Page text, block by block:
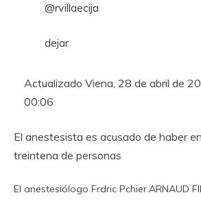
@rvillaecija
dejar
Actualizado Viena, 28 de abril de
00:06
El anestesista es acusado de haber
treintena de personas
El anestesiólogo Frdric Pchier.ARNAUD